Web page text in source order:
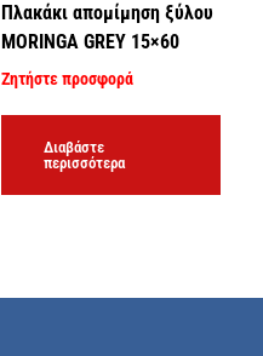
Πλακάκι απομίμηση ξύλου
MORINGA GREY 15×60
Ζητήστε προσφορά
Διαβάστε
περισσότερα